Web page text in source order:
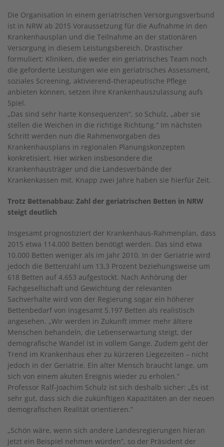
Die Organisation in einem geriatrischen Versorgungsverbund
ist in NRW ab 2015 Voraussetzung für die Aufnahme in den
Krankenhausplan und die Teilnahme an der stationären
Versorgung in diesem Leistungsbereich. Drastischer
formuliert: Kliniken, die weder ein geriatrisches Team noch
die geforderte Leistungen wie ein geriatrisches Assessment,
soziales Screening, aktivierend-therapeutische Pflege
anbieten können, setzen ihre Krankenhauszulassung aufs
Spiel.
„Das sind sehr harte Konsequenzen“, so Schulz, „aber sie
stellen die Weichen in die richtige Richtung.“ Im nächsten
Schritt werden nun die Rahmenvorgaben des
Krankenhausplans in regionalen Planungskonzepten
konkretisiert. Hier wirken insbesondere die
Krankenhausträger und die Landesverbände der
Krankenkassen mit. Knapp zwei Jahre haben sie hierfür Zeit.
Trotz Bettenabbau: Zahl der geriatrischen Betten in NRW
steigt deutlich
Insgesamt prognostiziert der Krankenhaus-Rahmenplan, dass
2015 etwa 114.000 Betten benötigt werden. Das sind etwa
10.000 Betten weniger als im Jahr 2010. In der Geriatrie wird
jedoch die Bettenzahl um 13,3 Prozent beziehungsweise um
618 Betten auf 4.653 aufgestockt. Nach Anhörung der
Fachgesellschaft und Gewichtung der relevanten
Sachverhalte wird von der Regierung sogar ein höherer
Bettenbedarf von insgesamt 5.197 Betten als realistisch
angesehen. „Wir werden in Zukunft immer mehr ältere
Menschen behandeln, die Lebenserwartung steigt, der
demografische Wandel ist in vollem Gange. Zudem geht der
Trend im Krankenhaus eher zu kürzeren Liegezeiten – nicht
jedoch in der Geriatrie. Ein alter Mensch braucht lange, um
sich von einem akuten Ereignis wieder zu erholen.“
Professor Ralf-Joachim Schulz ist sich deshalb sicher: „Es ist
sehr gut, dass sich die zukünftigen Kapazitäten an der neuen
demografischen Realität orientieren.“
„Schön wäre, wenn sich andere Landesregierungen hieran
jetzt ein Beispiel nehmen würden“, so der Präsident der